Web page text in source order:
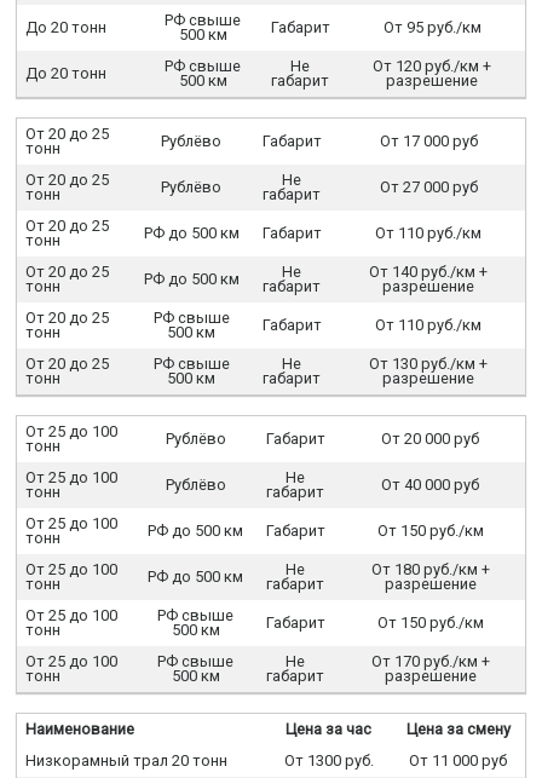
До 20 тонн
РФ свыше
500 км
Габарит От 95 руб./км
До 20 тонн
РФ свыше
500 км
Не
габарит
От 120 руб./км +
разрешение
От 20 до 25
тонн
Рублёво Габарит От 17 000 руб
От 20 до 25
тонн
Рублёво
Не
габарит
От 27 000 руб
От 20 до 25
тонн
РФ до 500 км Габарит От 110 руб./км
От 20 до 25
тонн
РФ до 500 км
Не
габарит
От 140 руб./км +
разрешение
От 20 до 25
тонн
РФ свыше
500 км
Габарит От 110 руб./км
От 20 до 25
тонн
РФ свыше
500 км
Не
габарит
От 130 руб./км +
разрешение
От 25 до 100
тонн
Рублёво Габарит От 20 000 руб
От 25 до 100
тонн
Рублёво
Не
габарит
От 40 000 руб
От 25 до 100
тонн
РФ до 500 км Габарит От 150 руб./км
От 25 до 100
тонн
РФ до 500 км
Не
габарит
От 180 руб./км +
разрешение
От 25 до 100
тонн
РФ свыше
500 км
Габарит От 150 руб./км
От 25 до 100
тонн
РФ свыше
500 км
Не
габарит
От 170 руб./км +
разрешение
Наименование Цена за час
Цена за смену
Низкорамный трал 20 тонн
От 1300 руб. От 11 000 руб